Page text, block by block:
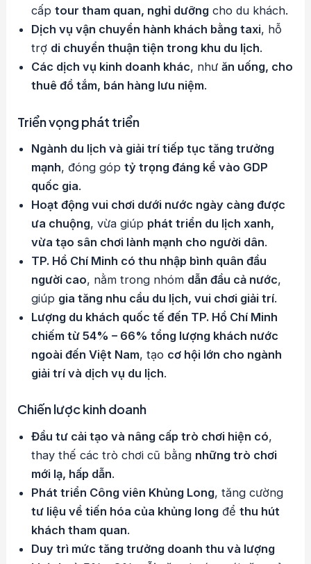
cấptour tham quan, nghỉ dưỡng cho du khách.
Dịch vụ vận chuyển hành khách bằng taxi, hỗ
trợ di chuyển thuận tiện trong khu du lịch.
Các dịch vụ kinh doanh khác, nhưăn uống, cho
thuê đồ tắm, bán hàng lưu niệm.
Triển vọng phát triển
Ngành du lịch và giải trí tiếp tục tăng trưởng
mạnh, đóng góptỷ trọng đáng kể vào GDP
quốc gia.
Hoạt động vui chơi dưới nước ngày càng được
ưa chuộng, vừa giúp phát triển du lịch xanh,
vừa tạo sân chơi lành mạnh cho người dân.
TP. Hồ Chí Minh có thu nhập bình quân đầu
người cao, nằm trong nhóm dẫn đầu cả nước,
giúp gia tăng nhu cầu du lịch, vui chơi giải trí.
Lượng du khách quốc tế đến TP. Hồ Chí Minh
chiếm từ 54% – 66% tổng lượng khách nước
ngoài đến Việt Nam, tạo cơ hội lớn cho ngành
giải trí và dịch vụ du lịch.
Chiến lược kinh doanh
Đầu tư cải tạo và nâng cấp trò chơi hiện có,
thay thế các trò chơi cũ bằng những trò chơi
mới lạ, hấp dẫn.
Phát triển Công viên Khủng Long, tăng cường
tư liệu về tiến hóa của khủng long đểthu hút
khách tham quan.
Duy trì mức tăng trưởng doanh thu và lượng